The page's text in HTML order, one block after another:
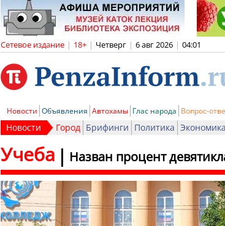
Сетевое издание | 18+ | Четверг | 6 авг 2026 | 04:01
Новости Объявления Автохамы Глас народа Вопрос-
Новости Город Брифинги Политика Экономика
Назван процент
Учеба